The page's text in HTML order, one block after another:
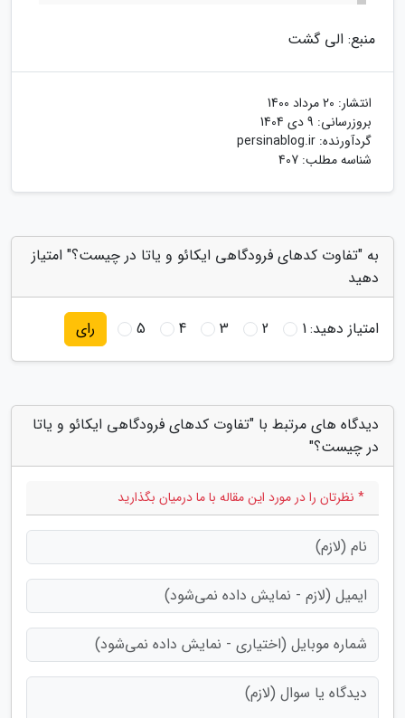
منبع: الی گشت
انتشار: 20 مرداد 1400
بروزرسانی: 9 دی 1404
گردآورنده: persinablog.ir
شناسه مطلب: 407
به "تفاوت کدهای فرودگاهی ایکائو و یاتا در چیست؟" امتیاز
دهید
امتیاز دهید:1
2
3
4
5 رای
دیدگاه های مرتبط با "تفاوت کدهای فرودگاهی ایکائو و یاتا
در چیست؟"
* نظرتان را در مورد این مقاله با ما درمیان بگذارید